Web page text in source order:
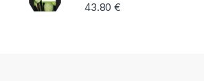
43.80€